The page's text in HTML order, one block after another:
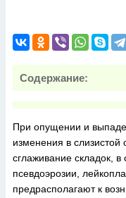
Содержание:
При опущении и
изменения в слизистой
сглаживание складок,
псевдоэрозии,
предрасполагают к